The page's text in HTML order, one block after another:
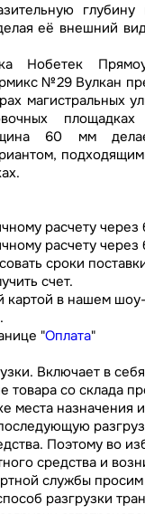
глубину
её внешний
Нобетек
№29 Вулкан
магистральных
площадках
60 мм
расчету через
расчету через
сроки
счет.
картой в нашем
"Оплата"
Включает в себя
товара со склада
места назначения
Поэтому во
средства и
службы
разгрузки